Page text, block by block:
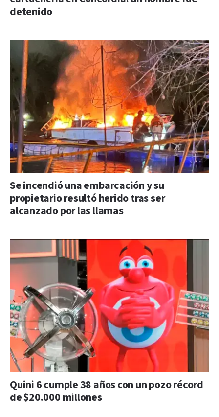
detenido
Se incendió una embarcación y su
propietario resultó herido tras ser
alcanzado por las llamas
Quini 6 cumple 38 años con un pozo récord
de $20.000 millones